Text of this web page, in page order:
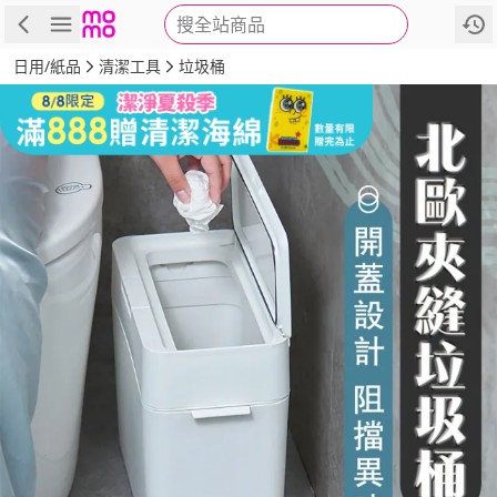
搜全站商品
商品 評價 詳情
日用/紙品 清潔工具 垃圾桶